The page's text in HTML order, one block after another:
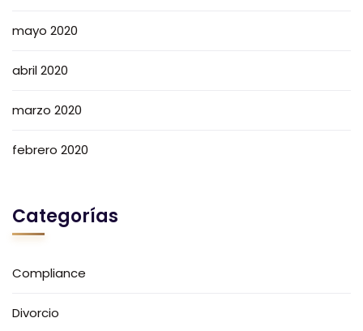
mayo 2020
abril 2020
marzo 2020
febrero 2020
Categorías
Compliance
Divorcio